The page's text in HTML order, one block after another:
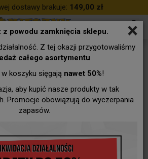
×
z powodu zamknięcia sklepu.
Z tej okazji przygotowaliśmy
całego asortymentu.
koszyku sięgają nawet 50%!
aby kupić nasze produkty w tak
Promocje obowiązują do wyczerpania
zapasów.
dostawy brakuje: 149,00 zł